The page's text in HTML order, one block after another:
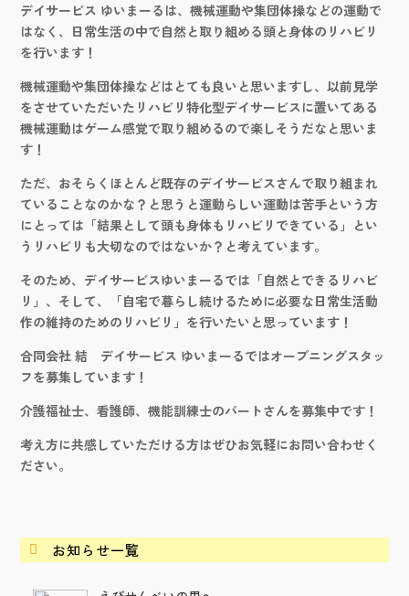
デイサービス ゆいまーるは、機械運動や集団体操などの運動で
はなく、日常生活の中で自然と取り組める頭と身体のリハビリ
を行います！
機械運動や集団体操などはとても良いと思いますし、以前見学
をさせていただいたリハビリ特化型デイサービスに置いてある
機械運動はゲーム感覚で取り組めるので楽しそうだなと思いま
す！
ただ、おそらくほとんど既存のデイサービスさんで取り組まれ
ていることなのかな？と思うと運動らしい運動は苦手という方
にとっては「結果として頭も身体もリハビリできている」とい
うリハビリも大切なのではないか？と考えています。
そのため、デイサービスゆいまーるでは「自然とできるリハビ
リ」、そして、「自宅で暮らし続けるために必要な日常生活動
作の維持のためのリハビリ」を行いたいと思っています！
合同会社 結 デイサービス ゆいまーるではオープニングスタッ
フを募集しています！
介護福祉士、看護師、機能訓練士のパートさんを募集中です！
考え方に共感していただける方はぜひお気軽にお問い合わせく
ださい。
 お知らせ一覧